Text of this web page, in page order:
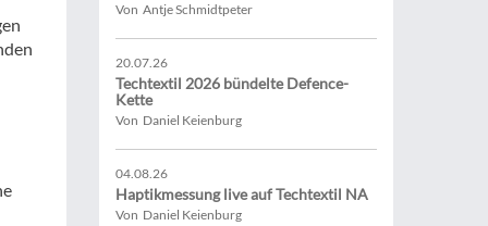
Von Antje Schmidtpeter
20.07.26
Techtextil 2026 bündelte Defence-
Kette
Von Daniel Keienburg
04.08.26
Haptikmessung live auf Techtextil NA
Von Daniel Keienburg